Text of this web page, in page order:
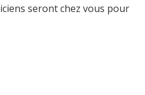
seront chez vous pour